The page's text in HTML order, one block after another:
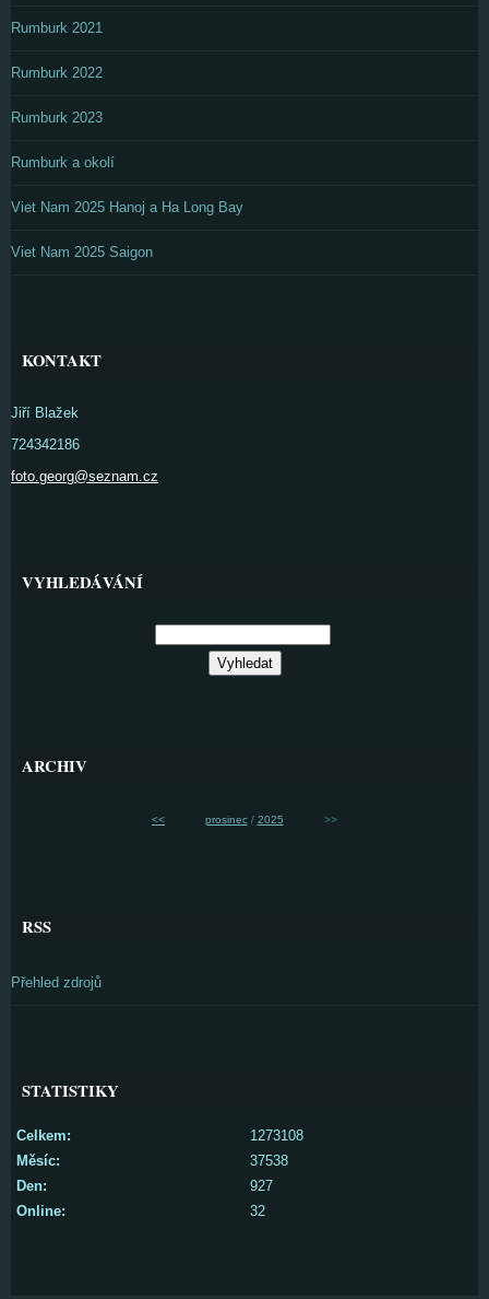
Rumburk 2021
Rumburk 2022
Rumburk 2023
Rumburk a okolí
Viet Nam 2025 Hanoj a Ha Long Bay
Viet Nam 2025 Saigon
KONTAKT
Jiří Blažek
724342186
foto.georg@seznam.cz
VYHLEDÁVÁNÍ
ARCHIV
<< prosinec/ 2025 >>
RSS
Přehled zdrojů
STATISTIKY
Online: 32
Celkem:
1273108
Měsíc:
37538
Den:
927